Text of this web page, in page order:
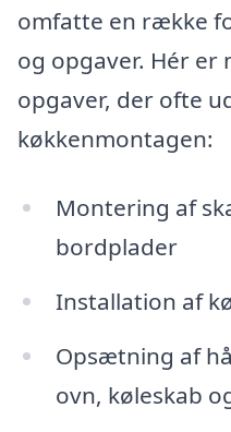
omfatte en række
og opgaver. Hér er
opgaver, der ofte
køkkenmontagen:
Montering af
bordplader
Installation af
Opsætning af
ovn, køleskab